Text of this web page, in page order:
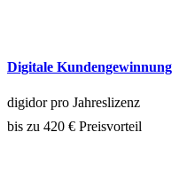
Digitale Kundengewinnung
digidor pro Jahreslizenz
bis zu 420 € Preisvorteil